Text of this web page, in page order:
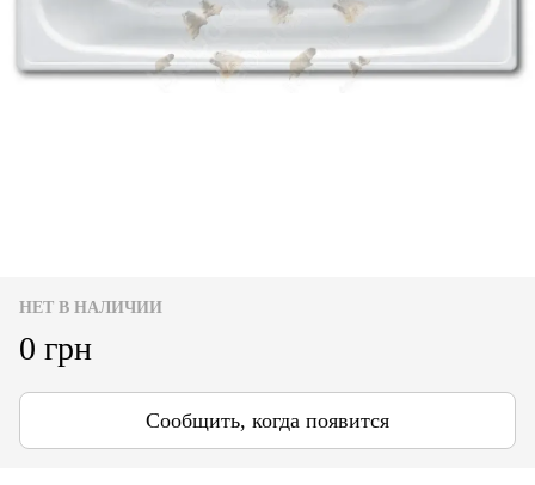
НЕТ В НАЛИЧИИ
0 грн
Сообщить, когда появится